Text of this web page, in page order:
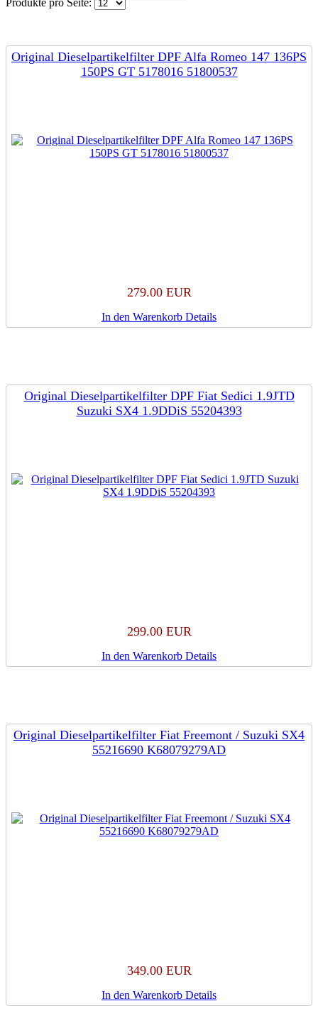
Produkte pro Seite:
Original Dieselpartikelfilter DPF Alfa Romeo 147 136PS
150PS GT 5178016 51800537
279.00 EUR
In den Warenkorb Details
Original Dieselpartikelfilter DPF Fiat Sedici 1.9JTD
Suzuki SX4 1.9DDiS 55204393
299.00 EUR
In den Warenkorb Details
Original Dieselpartikelfilter Fiat Freemont / Suzuki SX4
55216690 K68079279AD
349.00 EUR
In den Warenkorb Details